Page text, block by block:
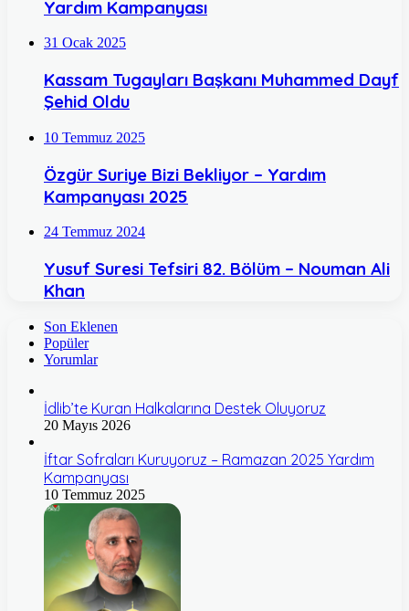
Yardım Kampanyası
31 Ocak 2025
Kassam Tugayları Başkanı Muhammed Dayf
Şehid Oldu
10 Temmuz 2025
Özgür Suriye Bizi Bekliyor – Yardım
Kampanyası 2025
24 Temmuz 2024
Yusuf Suresi Tefsiri 82. Bölüm – Nouman Ali
Khan
Son Eklenen
Popüler
Yorumlar
İdlib’te Kuran Halkalarına Destek Oluyoruz
20 Mayıs 2026
İftar Sofraları Kuruyoruz – Ramazan 2025 Yardım
Kampanyası
10 Temmuz 2025